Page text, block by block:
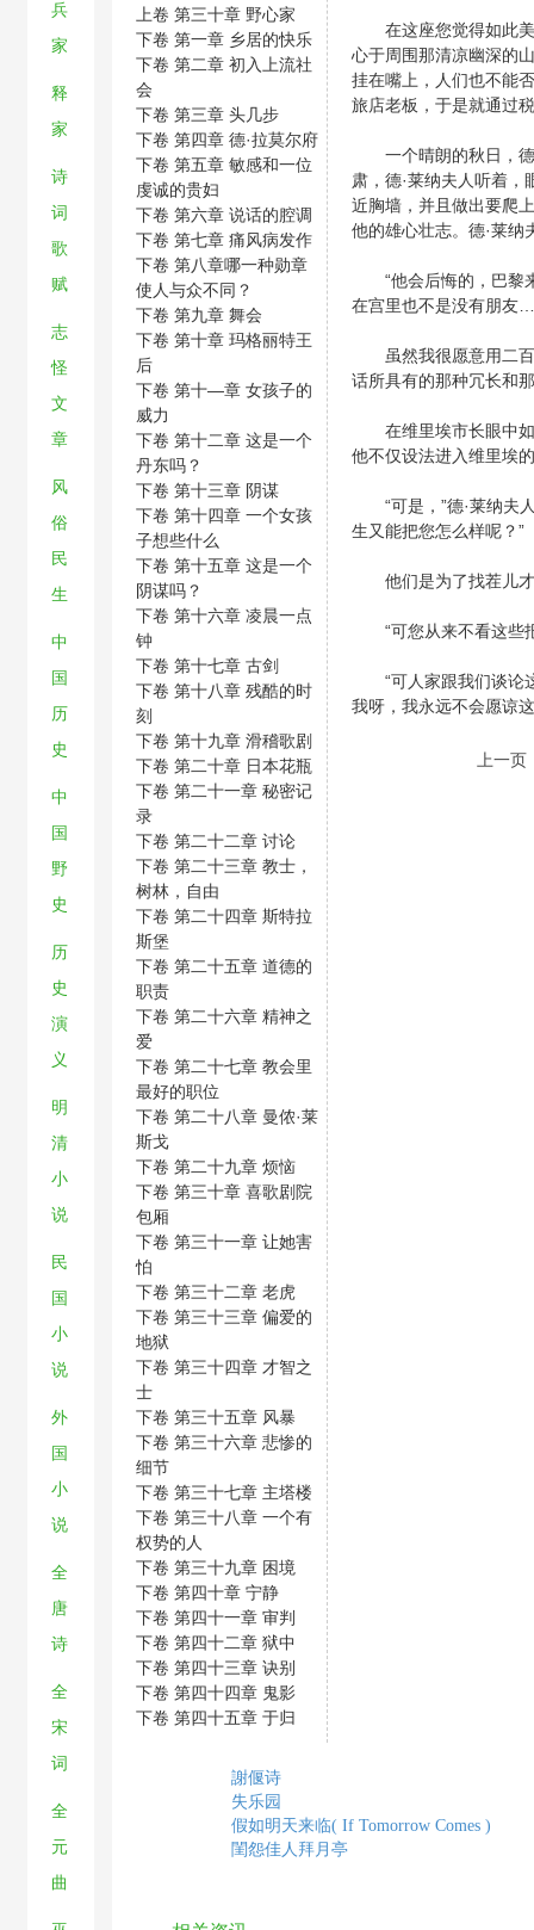
兵
家
释
家
诗
词
歌
赋
志
怪
文
章
风
俗
民
生
中
国
历
史
中
国
野
史
历
史
演
义
明
清
小
说
民
国
小
说
外
国
小
说
全
唐
诗
全
宋
词
全
元
曲
上卷 第三十章 野心家
下卷 第一章 乡居的快乐
下卷 第二章 初入上流社
会
下卷 第三章 头几步
下卷 第四章 德·拉莫尔府
下卷 第五章 敏感和一位
虔诚的贵妇
下卷 第六章 说话的腔调
下卷 第七章 痛风病发作
下卷 第八章哪一种勋章
使人与众不同？
下卷 第九章 舞会
下卷 第十章 玛格丽特王
后
下卷 第十—章 女孩子的
威力
下卷 第十二章 这是一个
丹东吗？
下卷 第十三章 阴谋
下卷 第十四章 一个女孩
子想些什么
下卷 第十五章 这是一个
阴谋吗？
下卷 第十六章 凌晨一点
钟
下卷 第十七章 古剑
下卷 第十八章 残酷的时
刻
下卷 第十九章 滑稽歌剧
下卷 第二十章 日本花瓶
下卷 第二十一章 秘密记
录
下卷 第二十二章 讨论
下卷 第二十三章 教士，
树林，自由
下卷 第二十四章 斯特拉
斯堡
下卷 第二十五章 道德的
职责
下卷 第二十六章 精神之
爱
下卷 第二十七章 教会里
最好的职位
下卷 第二十八章 曼侬·莱
斯戈
下卷 第二十九章 烦恼
下卷 第三十章 喜歌剧院
包厢
下卷 第三十一章 让她害
怕
下卷 第三十二章 老虎
下卷 第三十三章 偏爱的
地狱
下卷 第三十四章 才智之
士
下卷 第三十五章 风暴
下卷 第三十六章 悲惨的
细节
下卷 第三十七章 主塔楼
下卷 第三十八章 一个有
权势的人
下卷 第三十九章 困境
下卷 第四十章 宁静
下卷 第四十一章 审判
下卷 第四十二章 狱中
下卷 第四十三章 诀别
下卷 第四十四章 鬼影
下卷 第四十五章 于归
在这座您觉得如此美
心于周围那清凉幽深的
挂在嘴上，人们也不能
旅店老板，于是就通过
一个晴朗的秋日，德·
肃，德·莱纳夫人听着
近胸墙，并且做出要爬
他的雄心壮志。德·莱纳
“他会后悔的，巴黎来
在宫里也不是没有朋友
虽然我很愿意用二百
话所具有的那种冗长和
在维里埃市长眼中如
他不仅设法进入维里埃
“可是，”德·莱纳夫人
生又能把您怎么样呢？”
他们是为了找茬儿才
“可您从来不看这些
“可人家跟我们谈论这
我呀，我永远不会愿谅
上一页
謝偃诗
失乐园
假如明天来临( If Tomorrow Comes )
閨怨佳人拜月亭